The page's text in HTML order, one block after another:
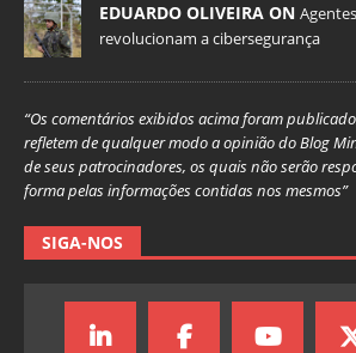
EDUARDO OLIVEIRA ON
revolucionam a cibersegurança
“Os comentários exibidos acima foram
refletem de qualquer modo a opinião do Blog
de seus patrocinadores, os quais não serão
forma pelas informações contidas nos mesmos”
SIGA-NOS